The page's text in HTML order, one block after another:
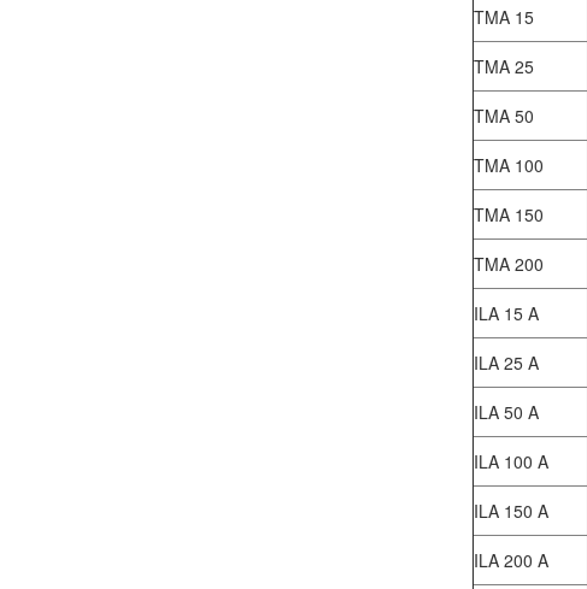
TMA 15
TMA 25
TMA 50
TMA 100
TMA 150
TMA 200
ILA 15 A
ILA 25 A
ILA 50 A
ILA 100 A
ILA 150 A
ILA 200 A